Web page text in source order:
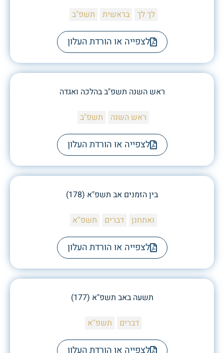
לך לך בראשית תשפ"ב
לצפייה או הורדת העלון
ראש השנה תשפ"ב בהלכה ואגדה
ראש השנה תשפ"ב
לצפייה או הורדת העלון
בין הזמנים אב תשפ"א (178)
ואתחנן דברים תשפ''א
לצפייה או הורדת העלון
תשעה באב תשפ"א (177)
דברים תשפ''א
לצפייה או הורדת העלון